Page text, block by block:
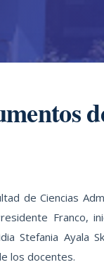
de Ciencias
Franco,
Stefania Ayala
los docentes.